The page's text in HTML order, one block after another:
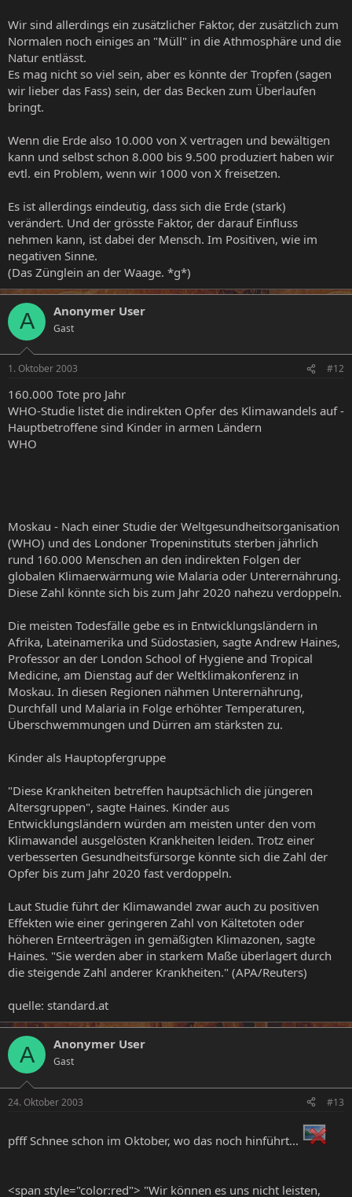
Wir sind allerdings ein zusätzlicher Faktor, der zusätzlich zum
Normalen noch einiges an "Müll" in die Athmosphäre und die
Natur entlässt.
Es mag nicht so viel sein, aber es könnte der Tropfen (sagen
wir lieber das Fass) sein, der das Becken zum Überlaufen
bringt.
Wenn die Erde also 10.000 von X vertragen und bewältigen
kann und selbst schon 8.000 bis 9.500 produziert haben wir
evtl. ein Problem, wenn wir 1000 von X freisetzen.
Es ist allerdings eindeutig, dass sich die Erde (stark)
verändert. Und der grösste Faktor, der darauf Einfluss
nehmen kann, ist dabei der Mensch. Im Positiven, wie im
negativen Sinne.
(Das Zünglein an der Waage. *g*)
A Anonymer User
Gast
1. Oktober 2003 #12
160.000 Tote pro Jahr
WHO-Studie listet die indirekten Opfer des Klimawandels auf -
Hauptbetroffene sind Kinder in armen Ländern
WHO
Moskau - Nach einer Studie der Weltgesundheitsorganisation
(WHO) und des Londoner Tropeninstituts sterben jährlich
rund 160.000 Menschen an den indirekten Folgen der
globalen Klimaerwärmung wie Malaria oder Unterernährung.
Diese Zahl könnte sich bis zum Jahr 2020 nahezu verdoppeln.
Die meisten Todesfälle gebe es in Entwicklungsländern in
Afrika, Lateinamerika und Südostasien, sagte Andrew Haines,
Professor an der London School of Hygiene and Tropical
Medicine, am Dienstag auf der Weltklimakonferenz in
Moskau. In diesen Regionen nähmen Unterernährung,
Durchfall und Malaria in Folge erhöhter Temperaturen,
Überschwemmungen und Dürren am stärksten zu.
Kinder als Hauptopfergruppe
"Diese Krankheiten betreffen hauptsächlich die jüngeren
Altersgruppen", sagte Haines. Kinder aus
Entwicklungsländern würden am meisten unter den vom
Klimawandel ausgelösten Krankheiten leiden. Trotz einer
verbesserten Gesundheitsfürsorge könnte sich die Zahl der
Opfer bis zum Jahr 2020 fast verdoppeln.
Laut Studie führt der Klimawandel zwar auch zu positiven
Effekten wie einer geringeren Zahl von Kältetoten oder
höheren Ernteerträgen in gemäßigten Klimazonen, sagte
Haines. "Sie werden aber in starkem Maße überlagert durch
die steigende Zahl anderer Krankheiten." (APA/Reuters)
quelle: standard.at
A Anonymer User
Gast
24. Oktober 2003 #13
pfff Schnee schon im Oktober, wo das noch hinführt...
<span style="color:red"> "Wir können es uns nicht leisten,